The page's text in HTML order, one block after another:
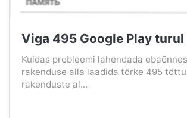
Viga 495 Google Play turul
Kuidas probleemi lahendada
rakenduse alla laadida tõrke 495
rakenduste al...